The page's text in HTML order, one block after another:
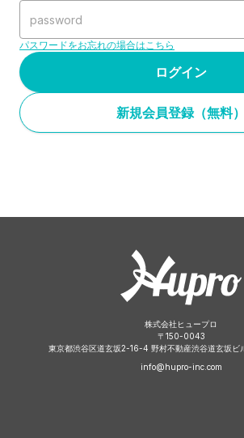
パスワードをお忘れの場合はこちら
ログイン
新規会員登録（無料）
株式会社ヒュープロ
〒 150-0043
東京都渋谷区道玄坂2-16-4 野村不動産渋谷道玄坂ビ
info@hupro-inc.com